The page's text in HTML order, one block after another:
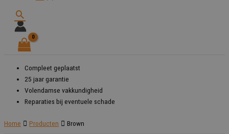
Zoeken
Compleet geplaatst
25 jaar garantie
Volendamse vakkundigheid
Reparaties bij eventuele schade
Home Producten Brown